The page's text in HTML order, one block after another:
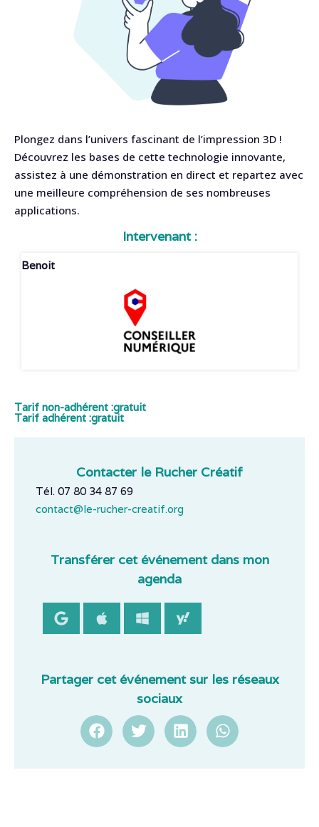
Plongez dans l’univers fascinant de l’impression 3D !
Découvrez les bases de cette technologie innovante,
assistez à une démonstration en direct et repartez avec
une meilleure compréhension de ses nombreuses
applications.
Intervenant :
Benoit
Tarif non-adhérent :gratuit
Tarif adhérent :gratuit
Contacter le Rucher Créatif
Tél. 07 80 34 87 69
contact@le-rucher-creatif.org
Transférer cet événement dans mon
agenda
Partager cet événement sur les réseaux
sociaux